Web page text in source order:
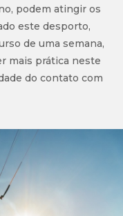
podem atingir os
este desporto,
de uma semana,
mais prática neste
do contato com